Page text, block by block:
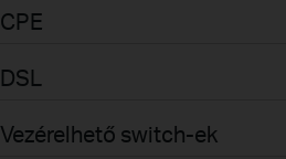
CPE
DSL
Vezérelhető switch-ek